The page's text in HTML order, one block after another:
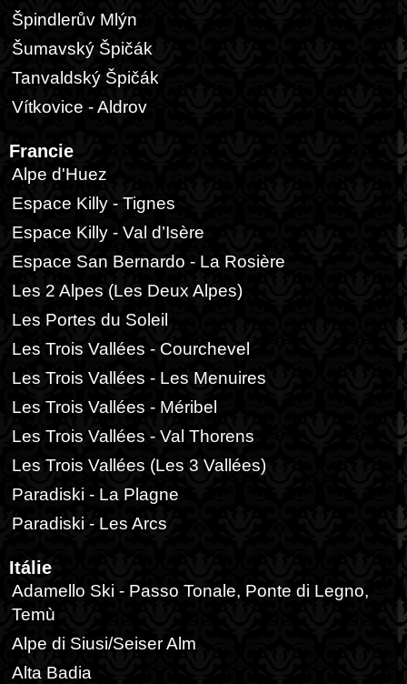
Špindlerův Mlýn
Šumavský Špičák
Tanvaldský Špičák
Vítkovice - Aldrov
Francie
Alpe d'Huez
Espace Killy - Tignes
Espace Killy - Val d’Isère
Espace San Bernardo - La Rosière
Les 2 Alpes (Les Deux Alpes)
Les Portes du Soleil
Les Trois Vallées - Courchevel
Les Trois Vallées - Les Menuires
Les Trois Vallées - Méribel
Les Trois Vallées - Val Thorens
Les Trois Vallées (Les 3 Vallées)
Paradiski - La Plagne
Paradiski - Les Arcs
Itálie
Adamello Ski - Passo Tonale, Ponte di Legno,
Temù
Alpe di Siusi/Seiser Alm
Alta Badia